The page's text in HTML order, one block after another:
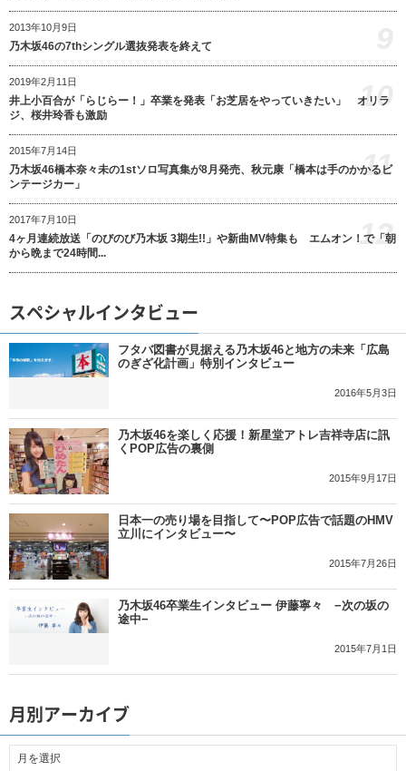
2013年10月9日
乃木坂46の7thシングル選抜発表を終えて
2019年2月11日
井上小百合が「らじらー！」卒業を発表「お芝居をやっていきたい」 オリラ
ジ、桜井玲香も激励
10
2015年7月14日
乃木坂46橋本奈々未の1stソロ写真集が8月発売、秋元康「橋本は手のかかるビ
ンテージカー」
11
2017年7月10日
4ヶ月連続放送「のびのび乃木坂 3期生!!」や新曲MV特集も エムオン！で「朝
から晩まで24時間...
12
スペシャルインタビュー
フタバ図書が見据える乃木坂46と地方の未来「広島
のぎざ化計画」特別インタビュー
2016年5月3日
乃木坂46を楽しく応援！新星堂アトレ吉祥寺店に訊
くPOP広告の裏側
2015年9月17日
日本一の売り場を目指して〜POP広告で話題のHMV
立川にインタビュー〜
2015年7月26日
乃木坂46卒業生インタビュー 伊藤寧々 −次の坂の
途中−
2015年7月1日
月別アーカイブ